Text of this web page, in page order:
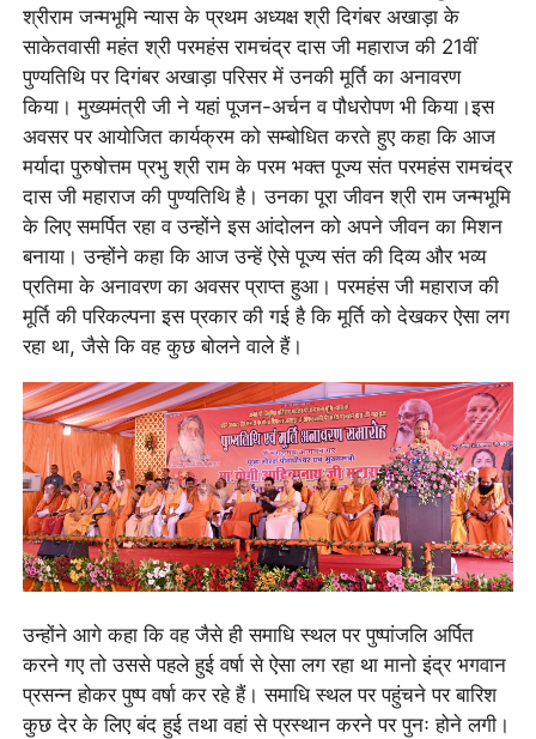
श्रीराम जन्मभूमि न्यास के प्रथम अध्यक्ष श्री दिगंबर अखाड़ा के
साकेतवासी महंत श्री परमहंस रामचंद्र दास जी महाराज की 21वीं
पुण्यतिथि पर दिगंबर अखाड़ा परिसर में उनकी मूर्ति का अनावरण
किया। मुख्यमंत्री जी ने यहां पूजन-अर्चन व पौधरोपण भी किया।इस
अवसर पर आयोजित कार्यक्रम को सम्बोधित करते हुए कहा कि आज
मर्यादा पुरुषोत्तम प्रभु श्री राम के परम भक्त पूज्य संत परमहंस रामचंद्र
दास जी महाराज की पुण्यतिथि है। उनका पूरा जीवन श्री राम जन्मभूमि
के लिए समर्पित रहा व उन्होंने इस आंदोलन को अपने जीवन का मिशन
बनाया। उन्होंने कहा कि आज उन्हें ऐसे पूज्य संत की दिव्य और भव्य
प्रतिमा के अनावरण का अवसर प्राप्त हुआ। परमहंस जी महाराज की
मूर्ति की परिकल्पना इस प्रकार की गई है कि मूर्ति को देखकर ऐसा लग
रहा था, जैसे कि वह कुछ बोलने वाले हैं।
उन्होंने आगे कहा कि वह जैसे ही समाधि स्थल पर पुष्पांजलि अर्पित
करने गए तो उससे पहले हुई वर्षा से ऐसा लग रहा था मानो इंद्र भगवान
प्रसन्न होकर पुष्प वर्षा कर रहे हैं। समाधि स्थल पर पहुंचने पर बारिश
कुछ देर के लिए बंद हुई तथा वहां से प्रस्थान करने पर पुनः होने लगी।